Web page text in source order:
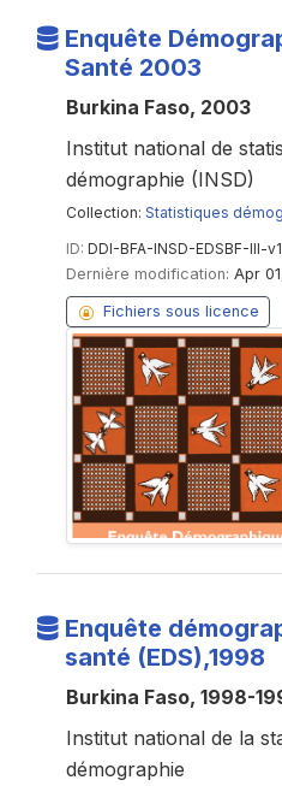
Enquête
Santé 2003
Burkina Faso, 2003
Institut national de
démographie (INSD)
Collection: Statistiques
ID: DDI-BFA-INSD-EDSBF-III-v1
Dernière modification: Apr
Fichiers sous licence
Enquête
santé (EDS),1998
Burkina Faso, 1998-
Institut national de la
démographie